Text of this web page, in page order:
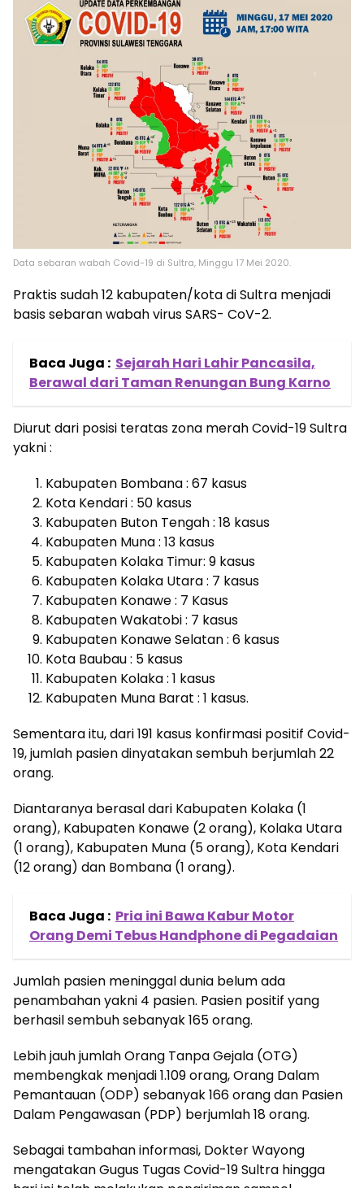
Data sebaran wabah Covid-19 di Sultra, Minggu 17 Mei 2020.
Praktis sudah 12 kabupaten/kota di Sultra menjadi
basis sebaran wabah virus SARS- CoV-2.
Baca Juga : Sejarah Hari Lahir Pancasila,
Berawal dari Taman Renungan Bung Karno
Diurut dari posisi teratas zona merah Covid-19 Sultra
yakni :
Kabupaten Bombana : 67 kasus
Kota Kendari : 50 kasus
Kabupaten Buton Tengah : 18 kasus
Kabupaten Muna : 13 kasus
Kabupaten Kolaka Timur: 9 kasus
Kabupaten Kolaka Utara : 7 kasus
Kabupaten Konawe : 7 Kasus
Kabupaten Wakatobi : 7 kasus
Kabupaten Konawe Selatan : 6 kasus
Kota Baubau : 5 kasus
Kabupaten Kolaka : 1 kasus
Kabupaten Muna Barat : 1 kasus.
Sementara itu, dari 191 kasus konfirmasi positif Covid-
19, jumlah pasien dinyatakan sembuh berjumlah 22
orang.
Diantaranya berasal dari Kabupaten Kolaka (1
orang), Kabupaten Konawe (2 orang), Kolaka Utara
(1 orang), Kabupaten Muna (5 orang), Kota Kendari
(12 orang) dan Bombana (1 orang).
Baca Juga : Pria ini Bawa Kabur Motor
Orang Demi Tebus Handphone di Pegadaian
Jumlah pasien meninggal dunia belum ada
penambahan yakni 4 pasien. Pasien positif yang
berhasil sembuh sebanyak 165 orang.
Lebih jauh jumlah Orang Tanpa Gejala (OTG)
membengkak menjadi 1.109 orang, Orang Dalam
Pemantauan (ODP) sebanyak 166 orang dan Pasien
Dalam Pengawasan (PDP) berjumlah 18 orang.
Sebagai tambahan informasi, Dokter Wayong
mengatakan Gugus Tugas Covid-19 Sultra hingga